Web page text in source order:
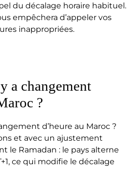
du décalage horaire habituel.
empêchera d’appeler vos
inappropriées.
a changement
?
d’heure au Maroc ?
et avec un ajustement
le Ramadan : le pays alterne
ce qui modifie le décalage